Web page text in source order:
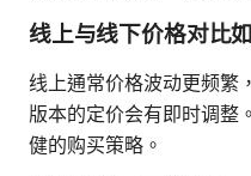
线上与线下价格对比
线上通常价格波动更频繁
版本的定价会有即时调整
健的购买策略。